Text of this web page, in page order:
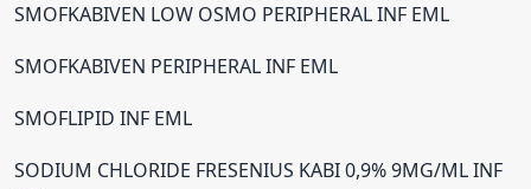
SMOFKABIVEN LOW OSMO PERIPHERAL INF EML
SMOFKABIVEN PERIPHERAL INF EML
SMOFLIPID INF EML
SODIUM CHLORIDE FRESENIUS KABI 0,9% 9MG/ML INF